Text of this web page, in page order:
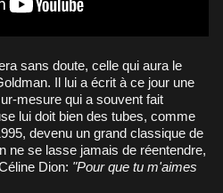
Il lui a écrit à ce jour une
mesure qui a souvent fait
lui doit bien des tubes, comme
devenu un grand classique de
ne se lasse jamais de réentendre,
Dion: "Pour que tu m'aimes